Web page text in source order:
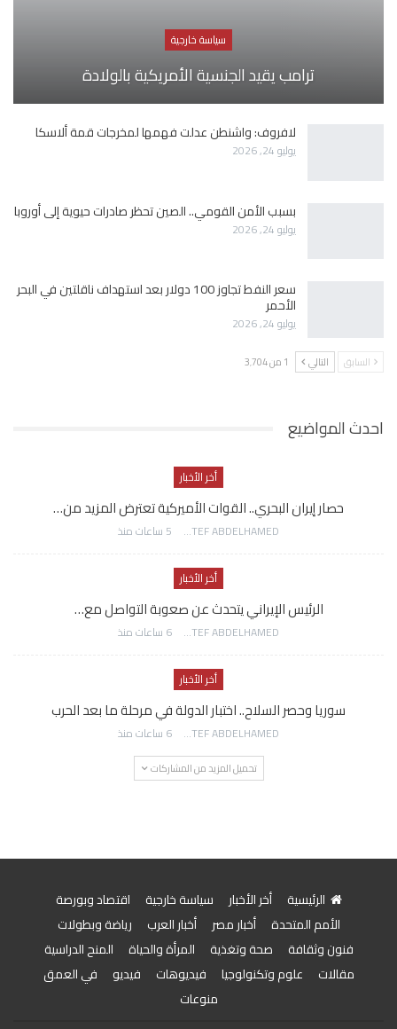
سياسة خارجية
ترامب يقيد الجنسية الأمريكية بالولادة
لافروف: واشنطن عدلت فهمها لمخرجات قمة ألاسكا
يوليو 24, 2026
بسبب الأمن القومي.. الصين تحظر صادرات حيوية إلى أوروبا
يوليو 24, 2026
سعر النفط تجاوز 100 دولار بعد استهداف ناقلتين في البحر
الأحمر
يوليو 24, 2026
السابق التالي 1 من 3٬704
احدث المواضيع
أخر الأخبار
حصار إيران البحري.. القوات الأميركية تعترض المزيد من…
AWATEF ABDELHAMED 5 ساعات منذ
أخر الأخبار
الرئيس الإيراني يتحدث عن صعوبة التواصل مع…
AWATEF ABDELHAMED 6 ساعات منذ
أخر الأخبار
سوريا وحصر السلاح.. اختبار الدولة في مرحلة ما بعد الحرب
AWATEF ABDELHAMED 6 ساعات منذ
تحميل المزيد من المشاركات
الرئيسية أخر الأخبار سياسة خارجية
اقتصاد وبورصة
الأمم المتحدة
أخبار مصر أخبار العرب
رياضة وبطولات
فنون وثقافة
صحة وتغذية المرأة والحياة
المنح الدراسية
مقالات
علوم وتكنولوجيا فيديوهات فيديو
في العمق
منوعات